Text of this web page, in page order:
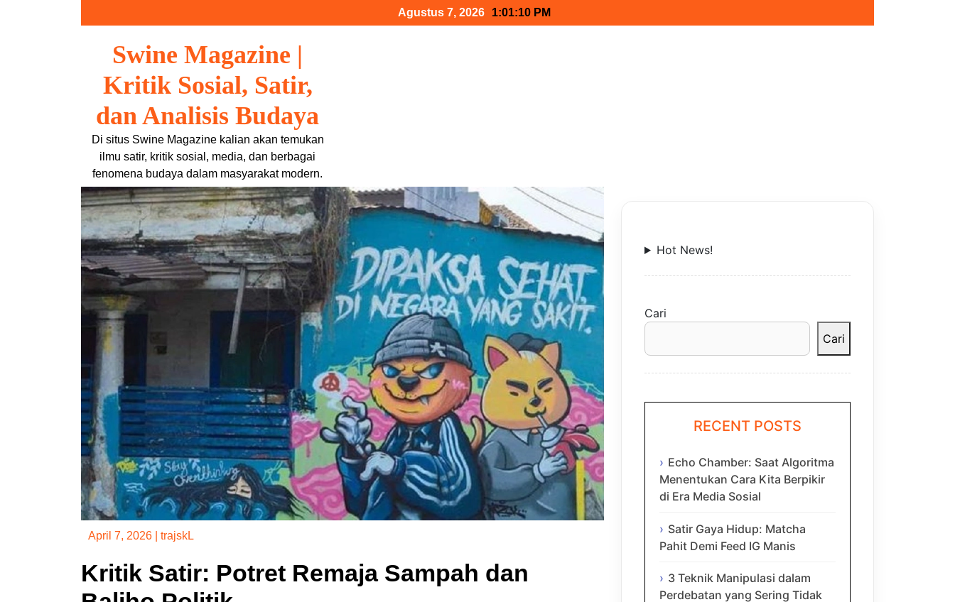
Agustus 7, 2026 1:01:11 PM
Swine Magazine |
Kritik Sosial, Satir,
dan Analisis Budaya
Di situs Swine Magazine kalian akan temukan
ilmu satir, kritik sosial, media, dan berbagai
fenomena budaya dalam masyarakat modern.
April 7, 2026 trajskL
Kritik Satir: Potret Remaja Sampah dan
Hot News!
Cari
Cari
RECENT POSTS
Echo Chamber: Saat Algoritma
Menentukan Cara Kita Berpikir
di Era Media Sosial
Satir Gaya Hidup: Matcha
Pahit Demi Feed IG Manis
3 Teknik Manipulasi dalam
Perdebatan yang Sering Tidak